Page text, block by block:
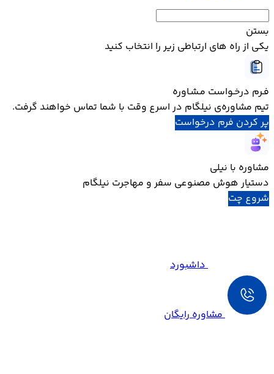
بستن
یکی از راه های ارتباطی زیر را انتخاب کنید
فـرم درخـواست مـشـاوره
تیم مشاوره‌ی نیلگام در اسرع وقت با شما تماس خواهند گرفت.
پر کردن فرم درخواست
مشاوره با نیلی
دستیار هوش مصنوعی سفر و مهاجرت نیلگام
شروع چت
داشبورد
مشاوره رایگان